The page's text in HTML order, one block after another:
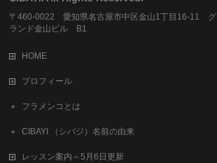
〒460-0022 愛知県名古屋市中区金山1丁目16-11 グ
ランド金山ビル B1
HOME
プロフィール
フラメンコとは
CIBAYI （シバジ）名前の由来
レッスン案内～5月6日更新